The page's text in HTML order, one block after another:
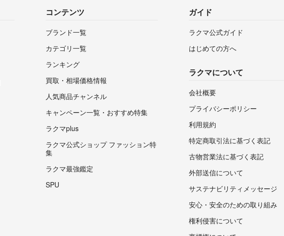
コンテンツ
ブランド一覧
カテゴリ一覧
ランキング
買取・相場価格情報
人気商品チャンネル
キャンペーン一覧・おすすめ特集
ラクマplus
ラクマ公式ショップ ファッション特
集
ラクマ最強鑑定
SPU
ガイド
ラクマ公式ガイド
はじめての方へ
ラクマについて
会社概要
プライバシーポリシー
利用規約
特定商取引法に基づく表記
古物営業法に基づく表記
外部送信について
サステナビリティメッセージ
安心・安全のための取り組み
権利侵害について